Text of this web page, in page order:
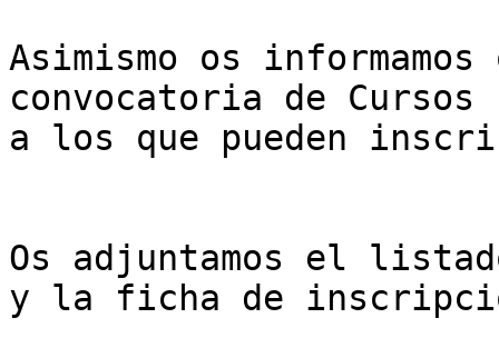
Asimismo os
convocatoria de
a los que pueden
Os adjuntamos el
y la ficha de